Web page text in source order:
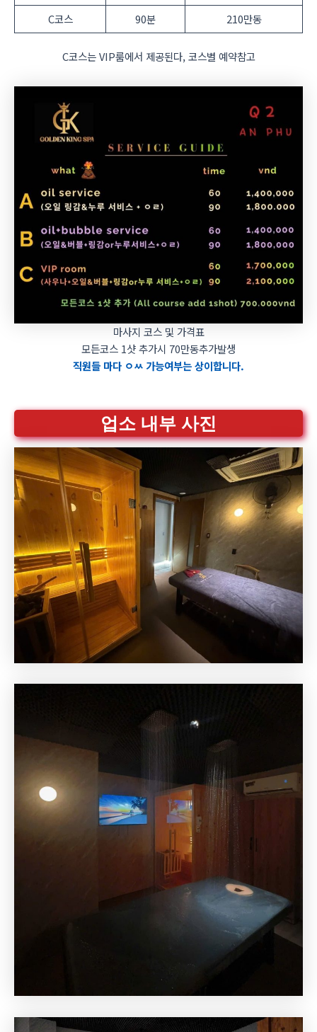
C코스 90분 210만동
C코스는 VIP룸에서 제공된다, 코스별 예약참고
마사지 코스 및 가격표
모든코스 1샷 추가시 70만동추가발생
직원들 마다 ㅇㅆ 가능여부는 상이합니다.
업소 내부 사진